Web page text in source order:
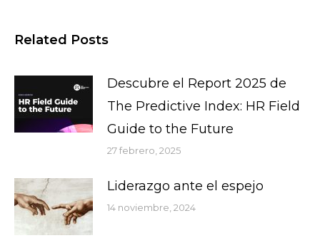
Related Posts
Descubre el Report 2025 de
The Predictive Index: HR Field
Guide to the Future
27 febrero, 2025
Liderazgo ante el espejo
14 noviembre, 2024